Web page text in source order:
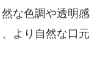
な色調や透明感
より自然な口元